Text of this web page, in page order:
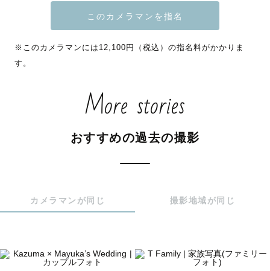
【得意な撮影】優しい色味の家族写真や，シックなウェデ
ィングの撮影，夜景を活かしたライティング撮影を得意と
しています！
山お話しして，写真は勿論撮影自体も素敵な思い出にでき
るよう精いっぱい撮影させていただきます！
【納品について】一枚一枚の写真に丁寧に編集作業を施し
といったライティングなどの技術が必要な撮影も対応可能
【ナチュラルニューボーンフォト撮影対応可能】生まれた
てのお子様の撮影も会社の研修を受け，試験に合格してお
※このカメラマンには12,100円（税込）の指名料がかかりま
す。
More stories
おすすめの過去の撮影
カメラマンが同じ 撮影地域が同じ